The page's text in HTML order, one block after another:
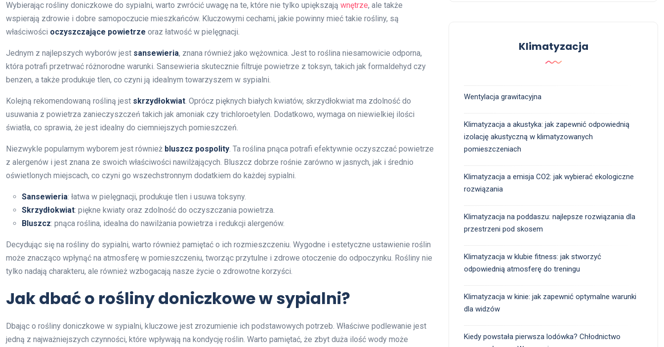
Wybierając rośliny doniczkowe do sypialni, warto zwrócić uwagę na te, które nie tylko upiększają wnętrze, ale także
wspierają zdrowie i dobre samopoczucie mieszkańców. Kluczowymi cechami, jakie powinny mieć takie rośliny, są
właściwości oczyszczające powietrze oraz łatwość w pielęgnacji.
Jednym z najlepszych wyborów jest sansewieria, znana również jako wężownica. Jest to roślina niesamowicie odporna,
która potrafi przetrwać różnorodne warunki. Sansewieria skutecznie filtruje powietrze z toksyn, takich jak formaldehyd czy
benzen, a także produkuje tlen, co czyni ją idealnym towarzyszem w sypialni.
Kolejną rekomendowaną rośliną jest skrzydłokwiat. Oprócz pięknych białych kwiatów, skrzydłokwiat ma zdolność do
usuwania z powietrza zanieczyszczeń takich jak amoniak czy trichloroetylen. Dodatkowo, wymaga on niewielkiej ilości
światła, co sprawia, że jest idealny do ciemniejszych pomieszczeń.
Niezwykle popularnym wyborem jest również bluszcz pospolity. Ta roślina pnąca potrafi efektywnie oczyszczać powietrze
z alergenów i jest znana ze swoich właściwości nawilżających. Bluszcz dobrze rośnie zarówno w jasnych, jak i średnio
oświetlonych miejscach, co czyni go wszechstronnym dodatkiem do każdej sypialni.
Sansewieria: łatwa w pielęgnacji, produkuje tlen i usuwa toksyny.
Skrzydłokwiat: piękne kwiaty oraz zdolność do oczyszczania powietrza.
Bluszcz: pnąca roślina, idealna do nawilżania powietrza i redukcji alergenów.
Decydując się na rośliny do sypialni, warto również pamiętać o ich rozmieszczeniu. Wygodne i estetyczne ustawienie roślin
może znacząco wpłynąć na atmosferę w pomieszczeniu, tworząc przytulne i zdrowe otoczenie do odpoczynku. Rośliny nie
tylko nadają charakteru, ale również wzbogacają nasze życie o zdrowotne korzyści.
Jak dbać o rośliny doniczkowe w sypialni?
Dbając o rośliny doniczkowe w sypialni, kluczowe jest zrozumienie ich podstawowych potrzeb. Właściwe podlewanie jest
jedną z najważniejszych czynności, które wpływają na kondycję roślin. Warto pamiętać, że zbyt duża ilość wody może
Klimatyzacja
Wentylacja grawitacyjna
Klimatyzacja a akustyka: jak zapewnić odpowiednią
izolację akustyczną w klimatyzowanych
pomieszczeniach
Klimatyzacja a emisja CO2: jak wybierać ekologiczne
rozwiązania
Klimatyzacja na poddaszu: najlepsze rozwiązania dla
przestrzeni pod skosem
Klimatyzacja w klubie fitness: jak stworzyć
odpowiednią atmosferę do treningu
Klimatyzacja w kinie: jak zapewnić optymalne warunki
dla widzów
Kiedy powstała pierwsza lodówka? Chłodnictwo